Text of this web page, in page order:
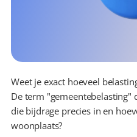
Weet je exact hoeveel
De term
die bijdrage precies in en
woonplaats?